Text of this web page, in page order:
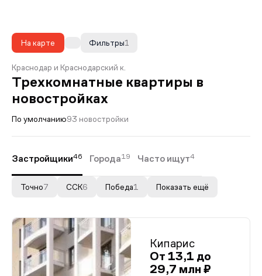
На карте 1
Фильтры
Краснодар и Краснодарский к.
Трехкомнатные квартиры в
новостройках
По умолчанию93 новостройки
Застройщики46 Города19 Часто ищут4
Точно7 ССК6 Победа1 Показать ещё
Кипарис
От 13,1 до
29,7 млн ₽